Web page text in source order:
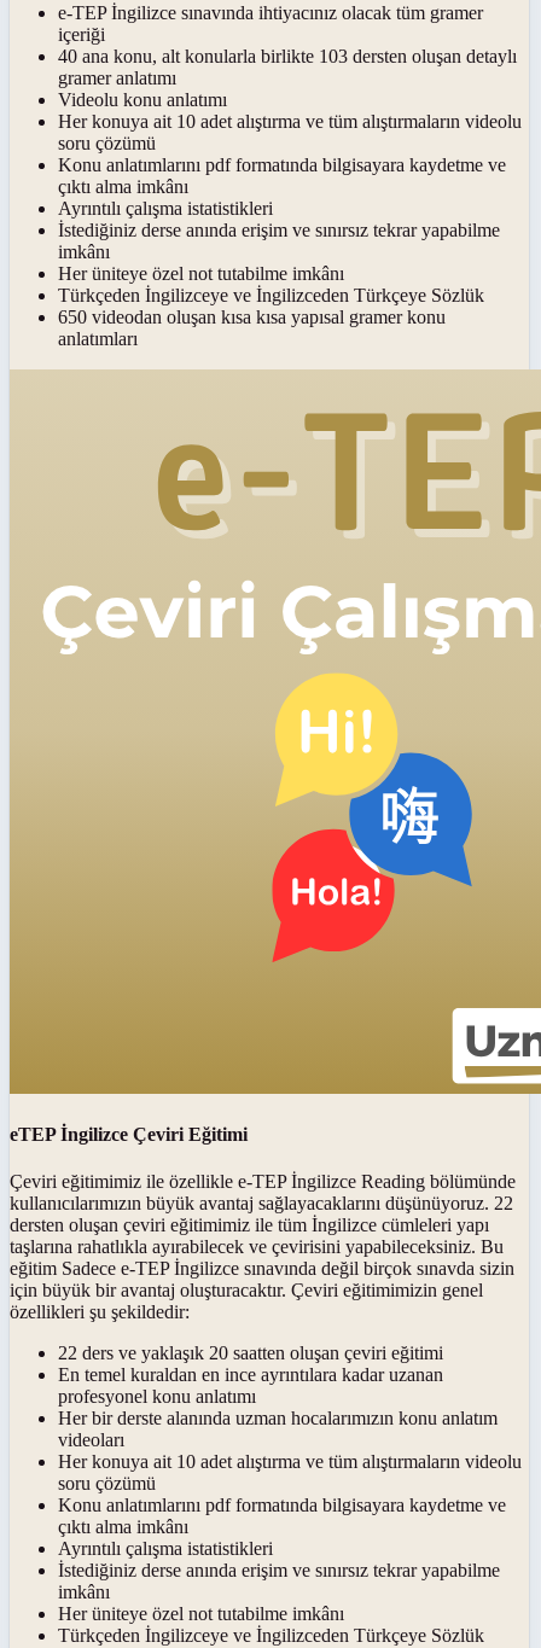
e-TEP İngilizce sınavında ihtiyacınız olacak tüm gramer
içeriği
40 ana konu, alt konularla birlikte 103 dersten oluşan detaylı
gramer anlatımı
Videolu konu anlatımı
Her konuya ait 10 adet alıştırma ve tüm alıştırmaların videolu
soru çözümü
Konu anlatımlarını pdf formatında bilgisayara kaydetme ve
çıktı alma imkânı
Ayrıntılı çalışma istatistikleri
İstediğiniz derse anında erişim ve sınırsız tekrar yapabilme
imkânı
Her üniteye özel not tutabilme imkânı
Türkçeden İngilizceye ve İngilizceden Türkçeye Sözlük
650 videodan oluşan kısa kısa yapısal gramer konu
anlatımları
eTEP İngilizce Çeviri Eğitimi
Çeviri eğitimimiz ile özellikle e-TEP İngilizce Reading bölümünde
kullanıcılarımızın büyük avantaj sağlayacaklarını düşünüyoruz. 22
dersten oluşan çeviri eğitimimiz ile tüm İngilizce cümleleri yapı
taşlarına rahatlıkla ayırabilecek ve çevirisini yapabileceksiniz. Bu
eğitim Sadece e-TEP İngilizce sınavında değil birçok sınavda sizin
için büyük bir avantaj oluşturacaktır. Çeviri eğitimimizin genel
özellikleri şu şekildedir:
22 ders ve yaklaşık 20 saatten oluşan çeviri eğitimi
En temel kuraldan en ince ayrıntılara kadar uzanan
profesyonel konu anlatımı
Her bir derste alanında uzman hocalarımızın konu anlatım
videoları
Her konuya ait 10 adet alıştırma ve tüm alıştırmaların videolu
soru çözümü
Konu anlatımlarını pdf formatında bilgisayara kaydetme ve
çıktı alma imkânı
Ayrıntılı çalışma istatistikleri
İstediğiniz derse anında erişim ve sınırsız tekrar yapabilme
imkânı
Her üniteye özel not tutabilme imkânı
Türkçeden İngilizceye ve İngilizceden Türkçeye Sözlük